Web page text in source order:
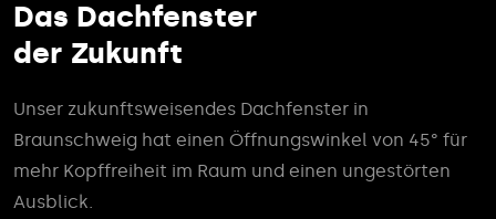
Das Dachfenster
der Zukunft
Unser zukunftsweisendes Dachfenster in
Braunschweig hat einen Öffnungswinkel von 45° für
mehr Kopffreiheit im Raum und einen ungestörten
Ausblick.